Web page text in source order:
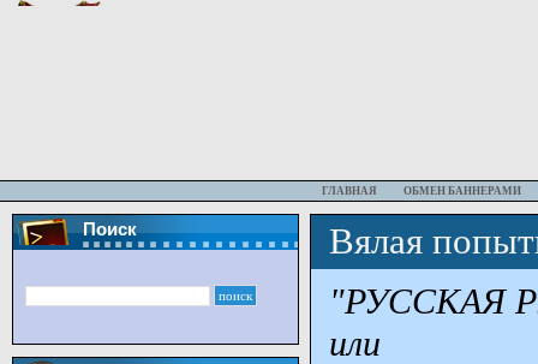
ГЛАВНАЯ ОБМЕН БАННЕРАМИ
Вялая
"РУССКАЯ
или
Поиск